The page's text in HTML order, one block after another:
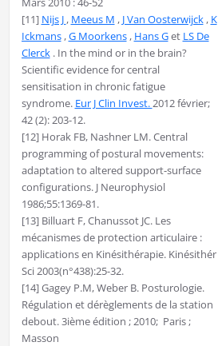
[11] Nijs J , Meeus M , J Van Oosterwijck, K
Ickmans,G Moorkens, Hans Get LS De
Clerck. In the mind or in the brain?
Scientific evidence for central
sensitisation in chronic fatigue
syndrome. Eur J Clin Invest.2012 février;
42 (2): 203-12.
[12] Horak FB, Nashner LM. Central
programming of postural movements:
adaptation to altered support-surface
configurations. J Neurophysiol
1986;55:1369-81.
[13] Billuart F, Chanussot JC. Les
mécanismes de protection articulaire :
applications en Kinésithérapie. Kinésithér
Sci 2003(n°438):25-32.
[14] Gagey P.M, Weber B. Posturologie.
Régulation et dérèglements de la station
debout. 3ième édition ; 2010; Paris ;
Masson